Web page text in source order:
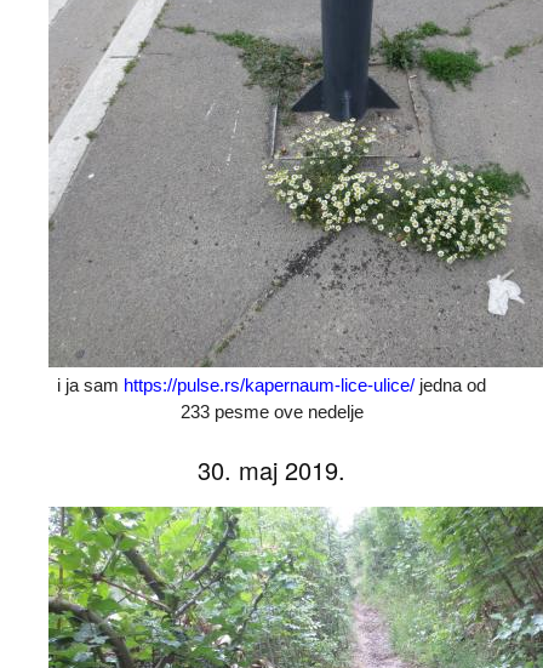
i ja sam https://pulse.rs/kapernaum-lice-ulice/ jedna od
233 pesme ove nedelje
30. maj 2019.